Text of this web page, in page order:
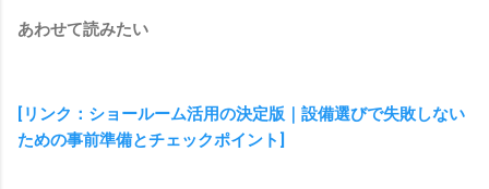
あわせて読みたい
[リンク：ショールーム活用の決定版｜設備選びで失敗しない
ための事前準備とチェックポイント]